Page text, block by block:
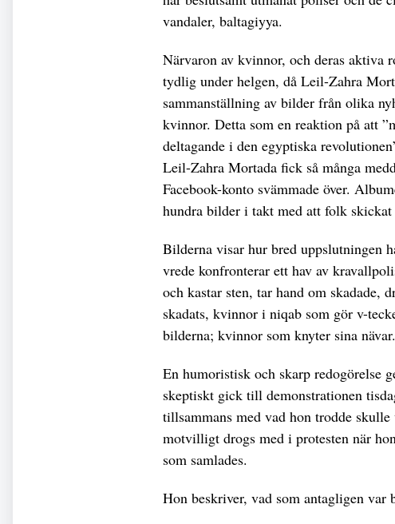
vandaler, baltagiyya.
Närvaron av kvinnor, och deras aktiva
tydlig under helgen, då Leil-Zahra
sammanställning av bilder från olika
kvinnor. Detta som en reaktion på att
deltagande i den egyptiska
Leil-Zahra Mortada fick så många
Facebook-konto svämmade över.
hundra bilder i takt med att folk
Bilderna visar hur bred uppslutningen
vrede konfronterar ett hav av
och kastar sten, tar hand om skadade,
skadats, kvinnor i niqab som gör v-
bilderna; kvinnor som knyter sina nävar.
En humoristisk och skarp redogörelse
skeptiskt gick till demonstrationen
tillsammans med vad hon trodde
motvilligt drogs med i protesten när
som samlades.
Hon beskriver, vad som antagligen var